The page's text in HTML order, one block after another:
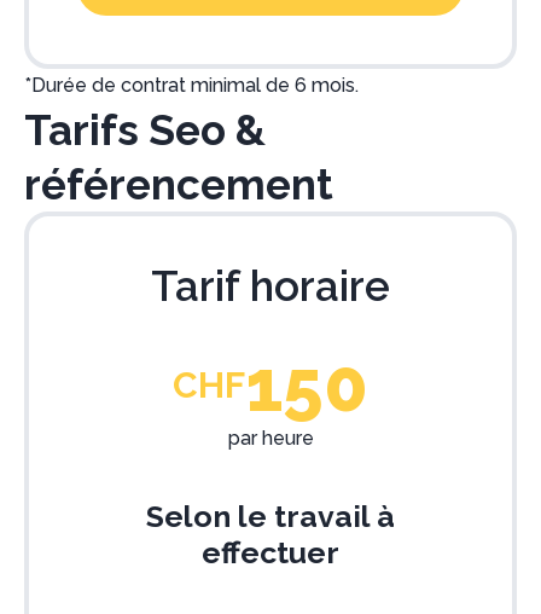
*Durée de contrat minimal de 6 mois.
Tarifs Seo &
référencement
Tarif horaire
CHF150
par heure
Selon le travail à
effectuer